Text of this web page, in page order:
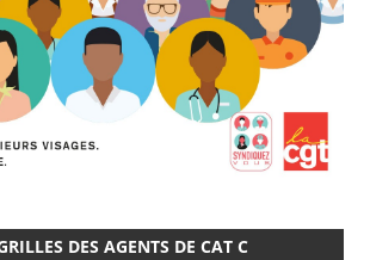
DES AGENTS DE CAT C